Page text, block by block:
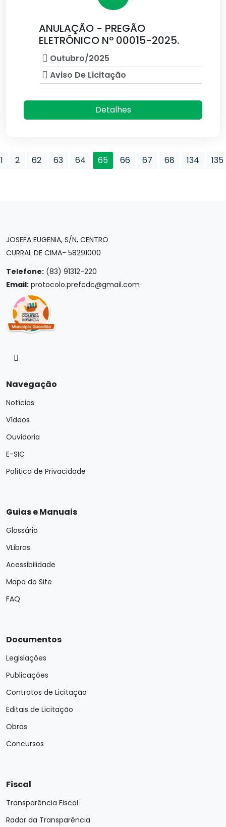
ANULAÇÃO - PREGÃO
ELETRÔNICO Nº 00015-2025.
Outubro/2025
Aviso De Licitação
Detalhes
1 2 62 63 64 65 66 67 68 134 135
JOSEFA EUGENIA, S/N, CENTRO
CURRAL DE CIMA- 58291000
Telefone: (83) 91312-220
Email: protocolo.prefcdc@gmail.com
Navegação
Notícias
Vídeos
Ouvidoria
E-SIC
Política de Privacidade
Guias e Manuais
Glossário
VLibras
Acessibilidade
Mapa do Site
FAQ
Documentos
Legislações
Publicações
Contratos de Licitação
Editais de Licitação
Obras
Concursos
Fiscal
Transparência Fiscal
Radar da Transparência